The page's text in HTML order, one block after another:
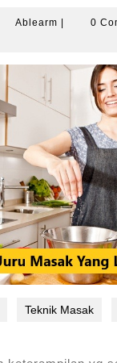
Ablearm Ablearm
0
Teknik Masak